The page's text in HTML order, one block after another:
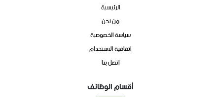
الرئيسية
من نحن
سياسة الخصوصية
اتفاقية الاستخدام
اتصل بنا
أقسام الوظائف